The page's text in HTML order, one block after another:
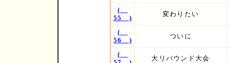
(
55 )
変わりたい
(
56 )
ついに
(
大リバウンド大会